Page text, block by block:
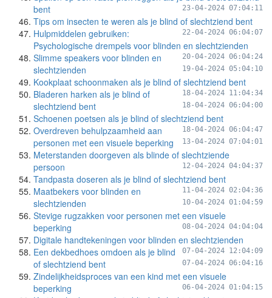
bent
23-04-2024 07:04:11
Tips om insecten te weren als je blind of slechtziend bent
22-04-2024 06:04:07
Hulpmiddelen gebruiken:
Psychologische drempels voor blinden en slechtzienden
20-04-2024 06:04:24
Slimme speakers voor blinden en
slechtzienden
19-04-2024 05:04:10
Kookplaat schoonmaken als je blind of slechtziend bent
18-04-2024 11:04:34
Bladeren harken als je blind of
slechtziend bent
18-04-2024 06:04:00
Schoenen poetsen als je blind of slechtziend bent
18-04-2024 06:04:47
Overdreven behulpzaamheid aan
personen met een visuele beperking
13-04-2024 07:04:01
Meterstanden doorgeven als blinde of slechtziende
persoon
12-04-2024 04:04:37
Tandpasta doseren als je blind of slechtziend bent
11-04-2024 02:04:36
Maatbekers voor blinden en
slechtzienden
10-04-2024 01:04:59
Stevige rugzakken voor personen met een visuele
beperking
08-04-2024 04:04:04
Digitale handtekeningen voor blinden en slechtzienden
07-04-2024 12:04:09
Een dekbedhoes omdoen als je blind
of slechtziend bent
07-04-2024 06:04:16
Zindelijkheidsproces van een kind met een visuele
beperking
06-04-2024 01:04:15